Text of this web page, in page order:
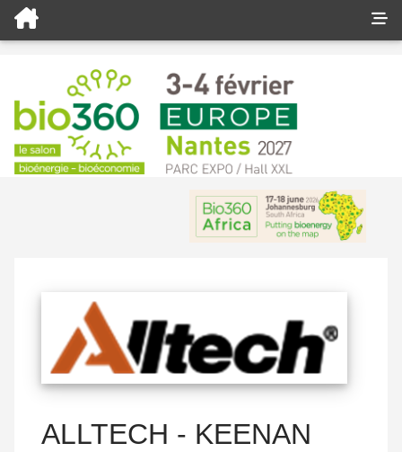
ALLTECH - KEENAN